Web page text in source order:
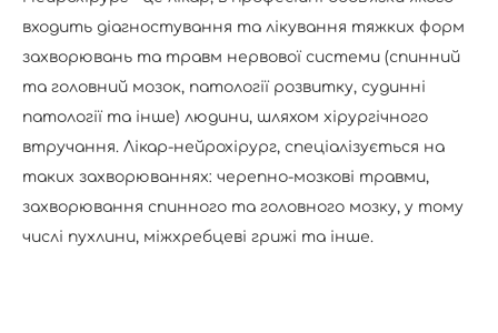
входить діагностування та лікування тяжких форм
захворювань та травм нервової системи (спинний
та головний мозок, патології розвитку, судинні
патології та інше) людини, шляхом хірургічного
втручання. Лікар-нейрохірург, спеціалізується на
таких захворюваннях: черепно-мозкові травми,
захворювання спинного та головного мозку, у тому
числі пухлини, міжхребцеві грижі та інше.